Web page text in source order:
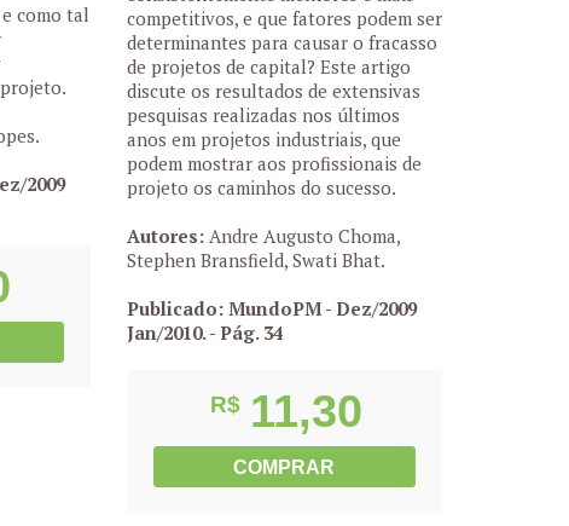
como tal
2009
competitivos, e que fatores podem ser
determinantes para causar o fracasso
de projetos de capital? Este artigo
discute os resultados de extensivas
pesquisas realizadas nos últimos
anos em projetos industriais, que
podem mostrar aos profissionais de
projeto os caminhos do sucesso.
Autores: Andre Augusto Choma,
Stephen Bransfield, Swati Bhat.
Publicado: MundoPM - Dez/2009
Jan/2010.- Pág. 34
R$ 11,30
COMPRAR